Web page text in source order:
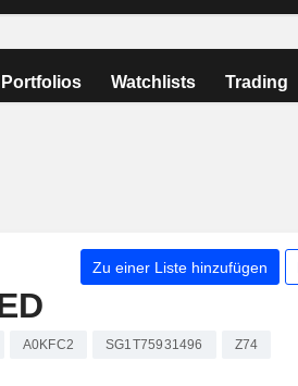
Portfolios Watchlists Trading
Zu einer Liste hinzufügen
A0KFC2 SG1T75931496 Z74